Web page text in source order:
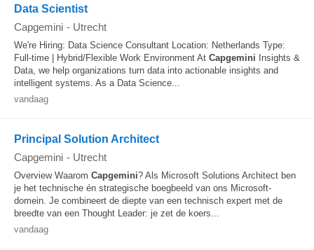
Data Scientist
Capgemini - Utrecht
We're Hiring: Data Science Consultant Location: Netherlands Type:
Full-time | Hybrid/Flexible Work Environment At Capgemini Insights &
Data, we help organizations turn data into actionable insights and
intelligent systems. As a Data Science...
vandaag
Principal Solution Architect
Capgemini - Utrecht
Overview Waarom Capgemini? Als Microsoft Solutions Architect ben
je het technische én strategische boegbeeld van ons Microsoft-
domein. Je combineert de diepte van een technisch expert met de
breedte van een Thought Leader: je zet de koers...
vandaag